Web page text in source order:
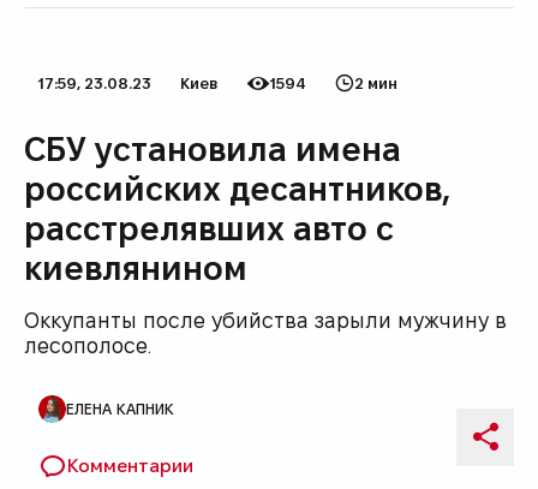
Дата публикации
17:59, 23.08.23
Категория
Киев
Количество просмотров
1594
Время на прочтение
2 мин
СБУ установила имена
российских десантников,
расстрелявших авто с
киевлянином
Оккупанты после убийства зарыли мужчину в
лесополосе.
Автор публикации
ЕЛЕНА КАПНИК
Комментарии